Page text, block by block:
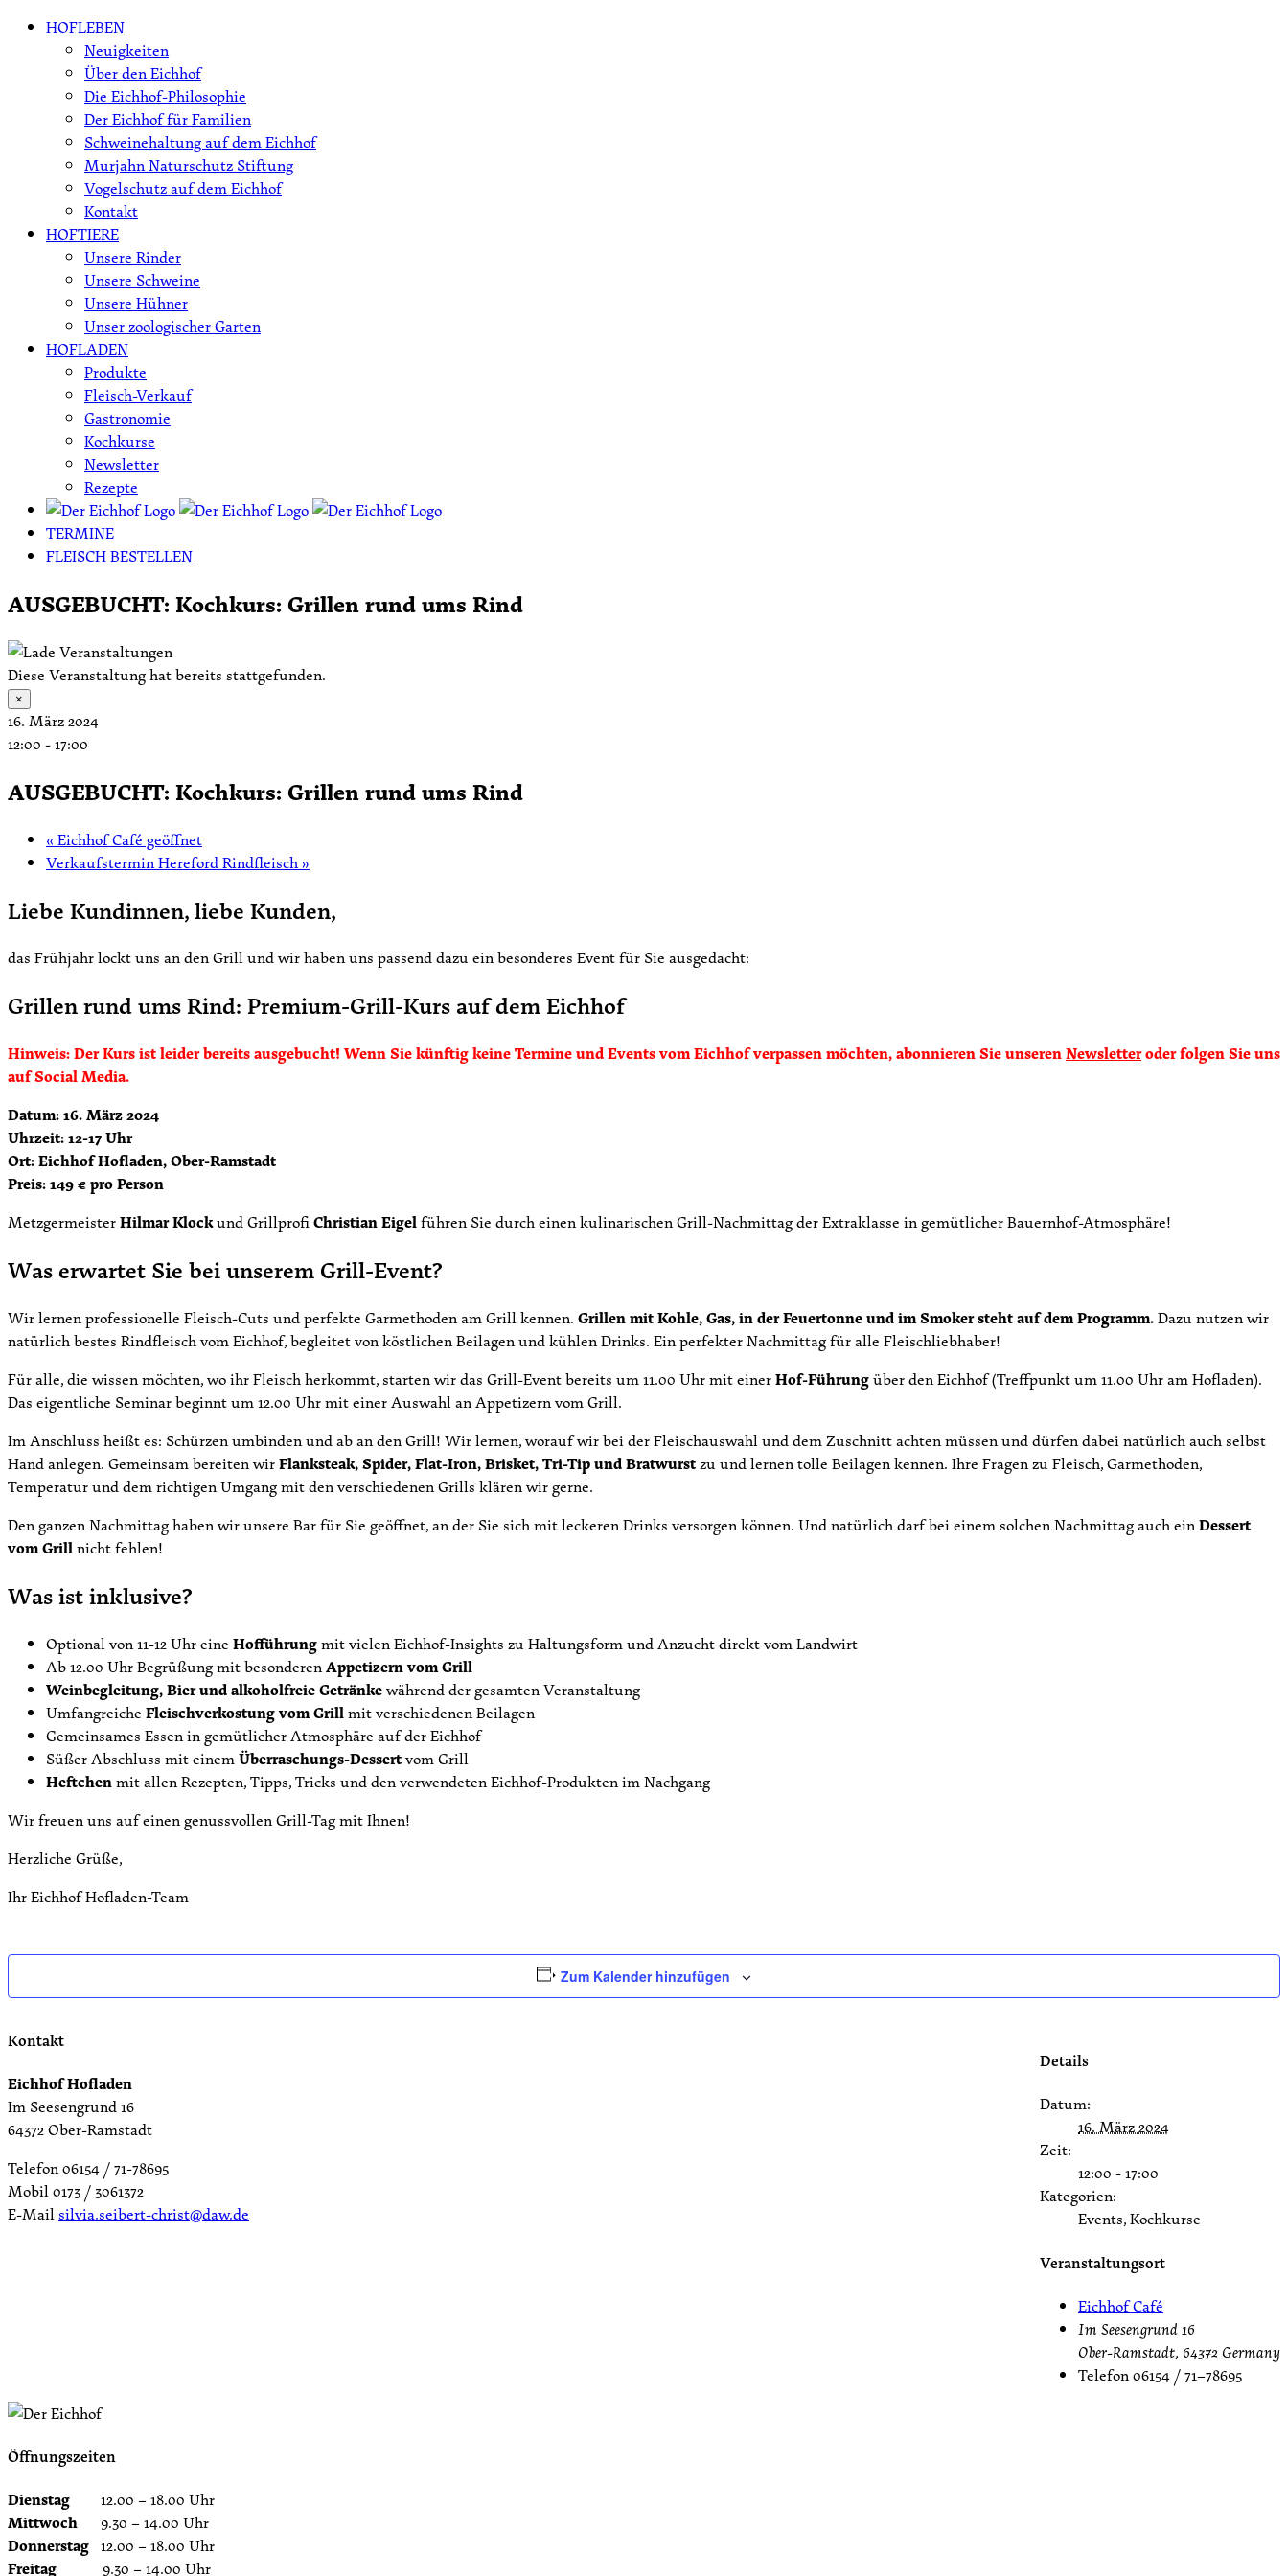
Skip HOFLEBEN
Neuigkeiten
Über den Eichhof
Die Eichhof-Philosophie
Der Eichhof für Familien
Schweinehaltung auf dem Eichhof
Murjahn Naturschutz Stiftung
Vogelschutz auf dem Eichhof
Kontakt
HOFTIERE
Unsere Rinder
Unsere Schweine
Unsere Hühner
Unser zoologischer Garten
HOFLADEN
Produkte
Fleisch-Verkauf
Gastronomie
Kochkurse
Newsletter
Rezepte
TERMINE
FLEISCH BESTELLEN
AUSGEBUCHT: Kochkurs: Grillen rund ums Rind
Diese Veranstaltung hat bereits stattgefunden.
×
16. März 2024
12:00 -17:00
AUSGEBUCHT: Kochkurs: Grillen rund ums Rind
« Eichhof Café geöffnet
Verkaufstermin Hereford Rindfleisch»
Liebe Kundinnen, liebe Kunden,
das Frühjahr lockt uns an den Grill und wir haben uns passend dazu ein besonderes Event für Sie ausgedacht:
Grillen rund ums Rind: Premium-Grill-Kurs auf dem Eichhof
Hinweis: Der Kurs ist leider bereits ausgebucht! Wenn Sie künftig keine Termine und Events vom Eichhof verpassen möchten, abonnieren Sie unserenNewsletteroder folgen Sie uns
auf Social Media.
Datum: 16. März 2024
Uhrzeit: 12-17 Uhr
Ort: Eichhof Hofladen, Ober-Ramstadt
Preis: 149 € pro Person
MetzgermeisterHilmar Klockund GrillprofiChristian Eigelführen Sie durch einen kulinarischen Grill-Nachmittag der Extraklasse in gemütlicher Bauernhof-Atmosphäre!
Was erwartet Sie bei unserem Grill-Event?
Wir lernen professionelle Fleisch-Cuts und perfekte Garmethoden am Grill kennen. Grillen mit Kohle, Gas, in der Feuertonne und im Smoker steht auf dem Programm.Dazu nutzen wir
natürlich bestes Rindfleisch vom Eichhof, begleitet von köstlichen Beilagen und kühlen Drinks. Ein perfekter Nachmittag für alle Fleischliebhaber!
Für alle, die wissen möchten, wo ihr Fleisch herkommt, starten wir das Grill-Event bereits um 11.00 Uhr mit einerHof-Führungüber den Eichhof (Treffpunkt um 11.00 Uhr am Hofladen).
Das eigentliche Seminar beginnt um 12.00 Uhr mit einer Auswahl an Appetizern vom Grill.
Im Anschluss heißt es: Schürzen umbinden und ab an den Grill! Wir lernen, worauf wir bei der Fleischauswahl und dem Zuschnitt achten müssen und dürfen dabei natürlich auch selbst
Hand anlegen. Gemeinsam bereiten wirFlanksteak, Spider, Flat-Iron, Brisket, Tri-Tip und Bratwurstzu und lernen tolle Beilagen kennen. Ihre Fragen zu Fleisch, Garmethoden,
Temperatur und dem richtigen Umgang mit den verschiedenen Grills klären wir gerne.
Den ganzen Nachmittag haben wir unsere Bar für Sie geöffnet, an der Sie sich mit leckeren Drinks versorgen können. Und natürlich darf bei einem solchen Nachmittag auch einDessert
vom Grillnicht fehlen!
Was ist inklusive?
Optional von 11-12 Uhr eine Hofführungmit vielen Eichhof-Insights zu Haltungsform und Anzucht direkt vom Landwirt
Ab 12.00 Uhr Begrüßung mit besonderenAppetizern vom Grill
Weinbegleitung, Bier und alkoholfreie Getränkewährend der gesamten Veranstaltung
Umfangreiche Fleischverkostung vom Grillmit verschiedenen Beilagen
Gemeinsames Essen in gemütlicher Atmosphäre auf der Eichhof
Süßer Abschluss mit einemÜberraschungs-Dessertvom Grill
Heftchenmit allen Rezepten, Tipps, Tricks und den verwendeten Eichhof-Produkten im Nachgang
Wir freuen uns auf einen genussvollen Grill-Tag mit Ihnen!
Herzliche Grüße,
Ihr Eichhof Hofladen-Team
Zum Kalender hinzufügen
Details
Datum:
16. März 2024
Zeit:
12:00 - 17:00
Kategorien:
Events, Kochkurse
Veranstaltungsort
Eichhof Café
Im Seesengrund 16
Ober-Ramstadt, 64372 Germany
Telefon06154 / 71–78695
Kontakt
Eichhof Hofladen
Im Seesengrund 16
64372 Ober-Ramstadt
Telefon 06154 / 71-78695
Mobil 0173 / 3061372
E-Mailsilvia.seibert-christ@daw.de
Öffnungszeiten
Dienstag 12.00 – 18.00 Uhr
Mittwoch 9.30 – 14.00 Uhr
Donnerstag 12.00 – 18.00 Uhr
Freitag 9.30 – 14.00 Uhr